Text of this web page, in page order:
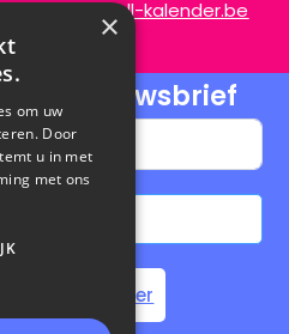
info@de-scroll-kalender.be
onze nieuwsbrief
Scroll Kalender
×
om uw
Door
u in met
met ons